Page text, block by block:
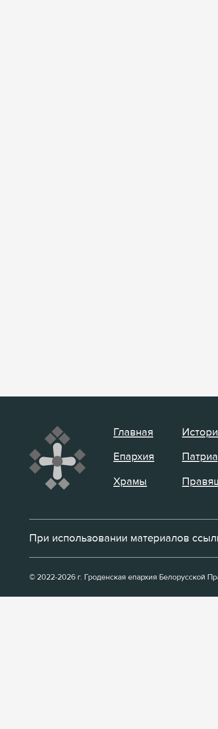
Главная
Епархия
Храмы
При использовании материалов
© 2022-2026 г. Гроденская епархия Белорусской